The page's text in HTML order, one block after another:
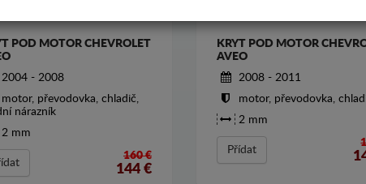
POD MOTOR CHEVROLET
2004 - 2008
motor, převodovka, chladič,
nárazník
mm
160 €
144€
KRYT POD MOTOR
AVEO
2008 - 2011
motor, převodovka,
2 mm
Přídat